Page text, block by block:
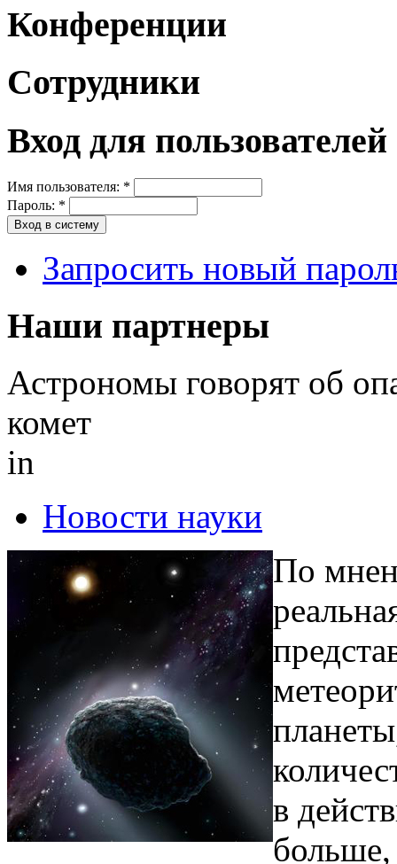
Конференции
Сотрудники
Вход для пользователей
Имя пользователя: *
Пароль: *
Запросить новый
Наши партнеры
Астрономы говорят об
комет
in
Новости науки
По
в
больше,